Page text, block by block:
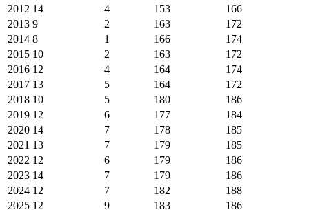
2012 14 4 153
166
2013 9 2 163
172
2014 8 1 166
174
2015 10 2 163
172
2016 12 4 164
174
2017 13 5 164
172
2018 10 5 180
186
2019 12 6 177
184
2020 14 7 178
185
2021 13 7 179
185
2022 12 6 179
186
2023 14 7 179
186
2024 12 7 182
188
2025 12 9 183
186